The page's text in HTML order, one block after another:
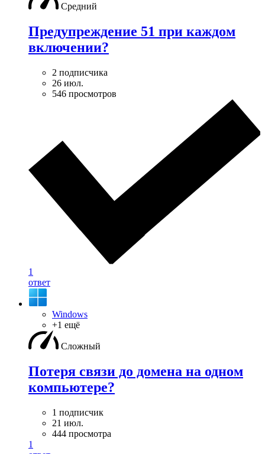
Средний
Предупреждение 51 при каждом
включении?
2 подписчика
26 июл.
546 просмотров
1
ответ
Windows
+1 ещё
Сложный
Потеря связи до домена на одном
компьютере?
1 подписчик
21 июл.
444 просмотра
1